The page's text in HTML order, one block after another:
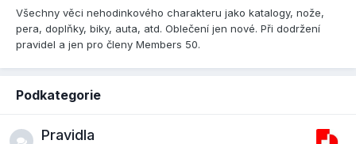
Všechny věci nehodinkového charakteru jako katalogy, nože,
pera, doplňky, biky, auta, atd. Oblečení jen nové. Při dodržení
pravidel a jen pro členy Members 50.
Podkategorie
Pravidla